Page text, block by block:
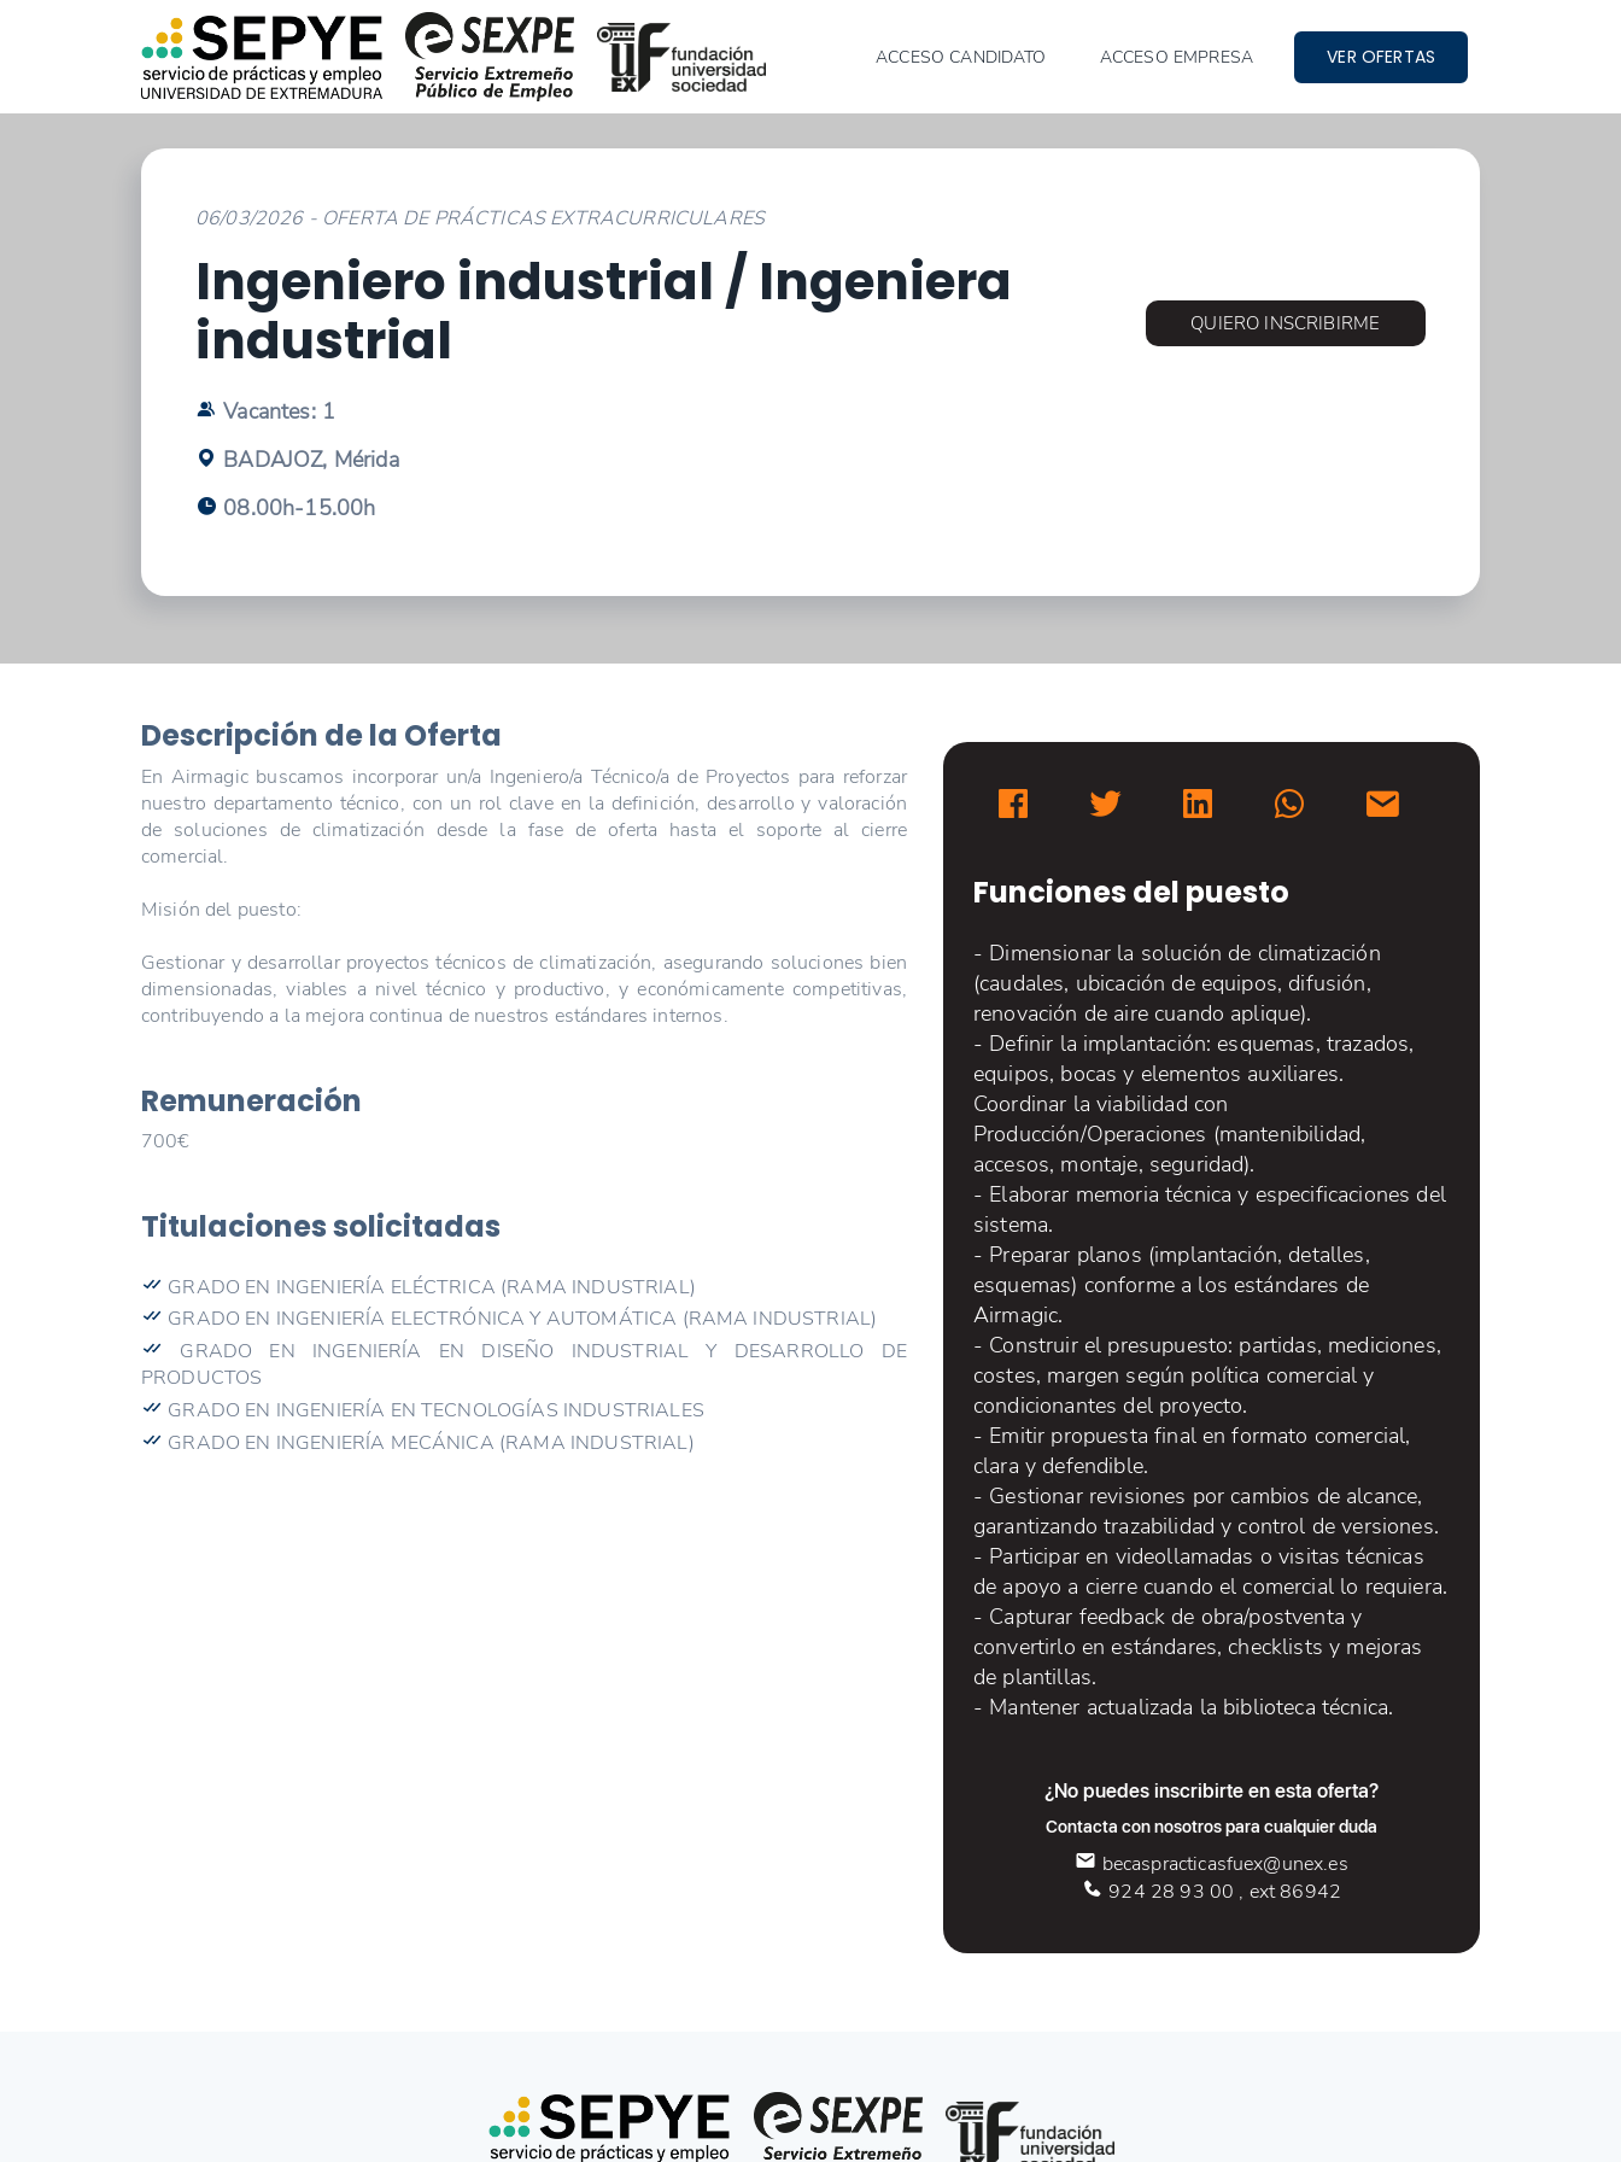
ACCESO CANDIDATO ACCESO EMPRESA VER OFERTAS
06/03/2026 - OFERTA DE PRÁCTICAS EXTRACURRICULARES
Ingeniero industrial / Ingeniera
industrial
Vacantes: 1
BADAJOZ, Mérida
08.00h-15.00h
QUIERO INSCRIBIRME
Descripción de la Oferta
En Airmagic buscamos incorporar un/a Ingeniero/a Técnico/a de Proyectos para reforzar
nuestro departamento técnico, con un rol clave en la definición, desarrollo y valoración
de soluciones de climatización desde la fase de oferta hasta el soporte al cierre
comercial.
Misión del puesto:
Gestionar y desarrollar proyectos técnicos de climatización, asegurando soluciones bien
dimensionadas, viables a nivel técnico y productivo, y económicamente competitivas,
contribuyendo a la mejora continua de nuestros estándares internos.
Remuneración
700€
Titulaciones solicitadas
GRADO EN INGENIERÍA ELÉCTRICA (RAMA INDUSTRIAL)
GRADO EN INGENIERÍA ELECTRÓNICA Y AUTOMÁTICA (RAMA INDUSTRIAL)
GRADO EN INGENIERÍA EN DISEÑO INDUSTRIAL Y DESARROLLO DE
PRODUCTOS
GRADO EN INGENIERÍA EN TECNOLOGÍAS INDUSTRIALES
GRADO EN INGENIERÍA MECÁNICA (RAMA INDUSTRIAL)
Funciones del puesto
- Dimensionar la solución de climatización
(caudales, ubicación de equipos, difusión,
renovación de aire cuando aplique).
- Definir la implantación: esquemas, trazados,
equipos, bocas y elementos auxiliares.
Coordinar la viabilidad con
Producción/Operaciones (mantenibilidad,
accesos, montaje, seguridad).
- Elaborar memoria técnica y especificaciones del
sistema.
- Preparar planos (implantación, detalles,
esquemas) conforme a los estándares de
Airmagic.
- Construir el presupuesto: partidas, mediciones,
costes, margen según política comercial y
condicionantes del proyecto.
- Emitir propuesta final en formato comercial,
clara y defendible.
- Gestionar revisiones por cambios de alcance,
garantizando trazabilidad y control de versiones.
- Participar en videollamadas o visitas técnicas
de apoyo a cierre cuando el comercial lo requiera.
- Capturar feedback de obra/postventa y
convertirlo en estándares, checklists y mejoras
de plantillas.
- Mantener actualizada la biblioteca técnica.
¿No puedes inscribirte en esta oferta?
Contacta con nosotros para cualquier duda
becaspracticasfuex@unex.es
924 28 93 00 , ext 86942